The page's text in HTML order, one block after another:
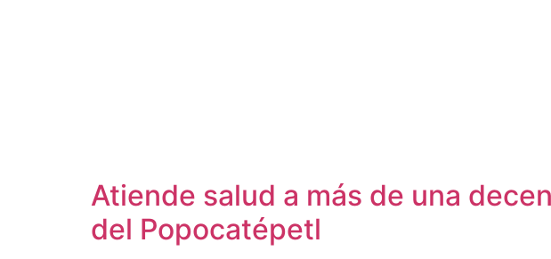
Atiende salud a más de una
del Popocatépetl